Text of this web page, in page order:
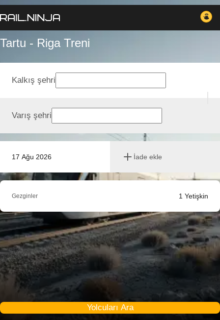
Tartu - Riga Treni
17 Ağu 2026 İade ekle
Kalkış şehri
Varış şehri
Gezginler 1 Yetişkin
Yolcuları Ara